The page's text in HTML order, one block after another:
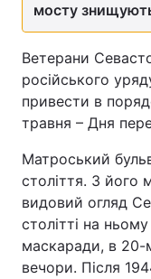
мосту
Ветерани
російського
привести в
травня – Дня
Матроський
століття. З його
видовий огляд
столітті на
маскаради, в 20-
вечори. Після